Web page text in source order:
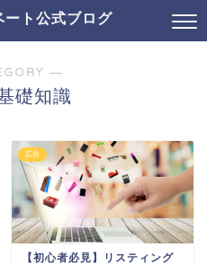
ート公式ブログ
―
礎知識
広告
【初心者必見】リスティング